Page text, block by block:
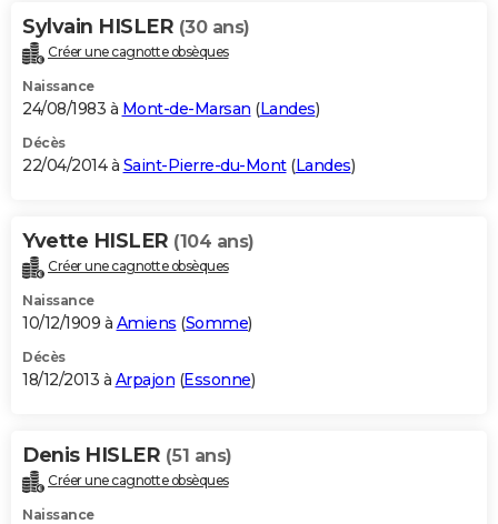
Sylvain HISLER (30 ans)
Créer une cagnotte obsèques
Naissance
24/08/1983 à Mont-de-Marsan (Landes)
Décès
22/04/2014 à Saint-Pierre-du-Mont(Landes)
Yvette HISLER (104 ans)
Créer une cagnotte obsèques
Naissance
10/12/1909 à Amiens (Somme)
Décès
18/12/2013 à Arpajon (Essonne)
Denis HISLER (51 ans)
Créer une cagnotte obsèques
Naissance